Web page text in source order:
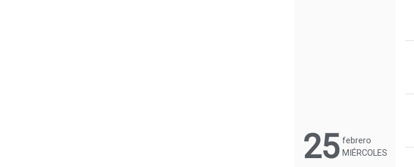
25 febrero
MIÉRCOLES